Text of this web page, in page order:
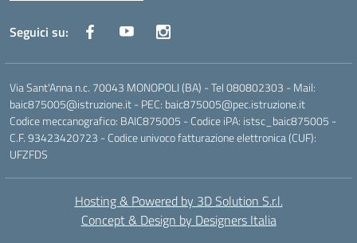
Seguici su:
Via Sant'Anna n.c. 70043 MONOPOLI (BA) - Tel 080802303 - Mail:
baic875005@istruzione.it - PEC: baic875005@pec.istruzione.it
Codice meccanografico: BAIC875005 - Codice iPA: istsc_baic875005 -
C.F. 93423420723 - Codice univoco fatturazione elettronica (CUF):
UFZFDS
Hosting & Powered by 3D Solution S.r.l.
Concept & Design by Designers Italia